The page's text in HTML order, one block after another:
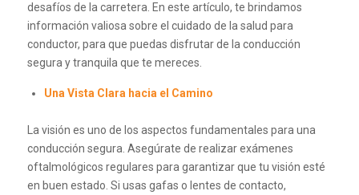
desafíos de la carretera. En este artículo, te brindamos
información valiosa sobre el cuidado de la salud para
conductor, para que puedas disfrutar de la conducción
segura y tranquila que te mereces.
Una Vista Clara hacia el Camino
La visión es uno de los aspectos fundamentales para una
conducción segura. Asegúrate de realizar exámenes
oftalmológicos regulares para garantizar que tu visión esté
en buen estado. Si usas gafas o lentes de contacto,